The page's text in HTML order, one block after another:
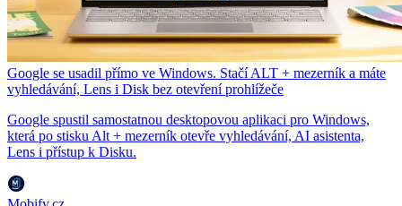
Google se usadil přímo ve Windows. Stačí ALT + mezerník a máte
vyhledávání, Lens i Disk bez otevření prohlížeče
Google spustil samostatnou desktopovou aplikaci pro Windows,
která po stisku Alt + mezerník otevře vyhledávání, AI asistenta,
Lens i přístup k Disku.